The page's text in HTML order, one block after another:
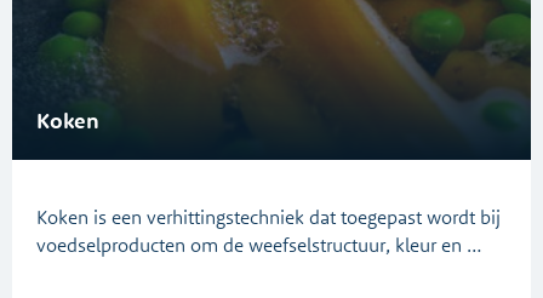
Koken
Koken is een verhittingstechniek dat toegepast wordt bij
voedselproducten om de weefselstructuur, kleur en …